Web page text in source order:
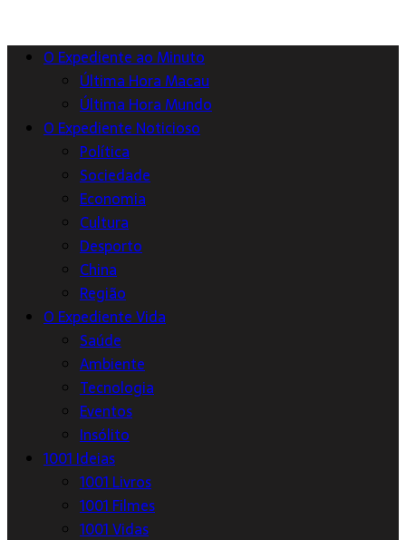
O Expediente ao Minuto
Última Hora Macau
Última Hora Mundo
O Expediente Noticioso
Política
Sociedade
Economia
Cultura
Desporto
China
Região
O Expediente Vida
Saúde
Ambiente
Tecnologia
Eventos
Insólito
1001 Ideias
1001 Livros
1001 Filmes
1001 Vidas